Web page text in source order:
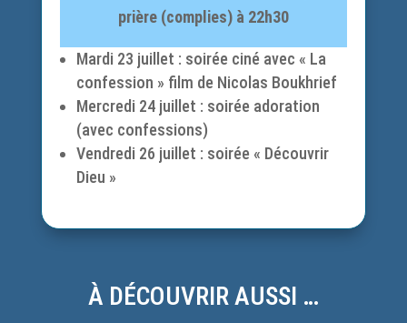
prière (complies) à 22h30
Mardi 23 juillet : soirée ciné avec « La
confession » film de Nicolas Boukhrief
Mercredi 24 juillet : soirée adoration
(avec confessions)
Vendredi 26 juillet : soirée « Découvrir
Dieu »
À DÉCOUVRIR AUSSI …